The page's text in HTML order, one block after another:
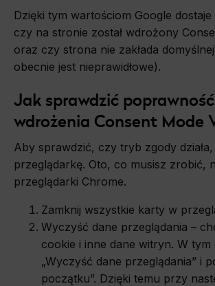
Dzięki tym wartościom Google
czy na stronie został wdrożony
oraz czy strona nie zakłada
obecnie jest nieprawidłowe).
Jak sprawdzić poprawność
wdrożenia Consent Mode
Aby sprawdzić, czy tryb zgody
przeglądarkę. Oto, co musisz zrobić,
przeglądarki Chrome.
Zamknij wszystkie karty w
Wyczyść dane przeglądania –
cookie i inne dane witryn. W
„Wyczyść dane przeglądania” i
początku”. Dzięki temu przy